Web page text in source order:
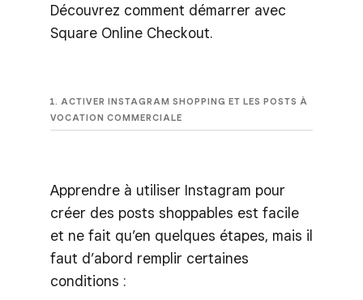
Découvrez comment démarrer avec
Square Online Checkout.
1. ACTIVER INSTAGRAM SHOPPING ET LES POSTS À
VOCATION COMMERCIALE
Apprendre à utiliser Instagram pour
créer des posts shoppables est facile
et ne fait qu’en quelques étapes, mais il
faut d’abord remplir certaines
conditions :